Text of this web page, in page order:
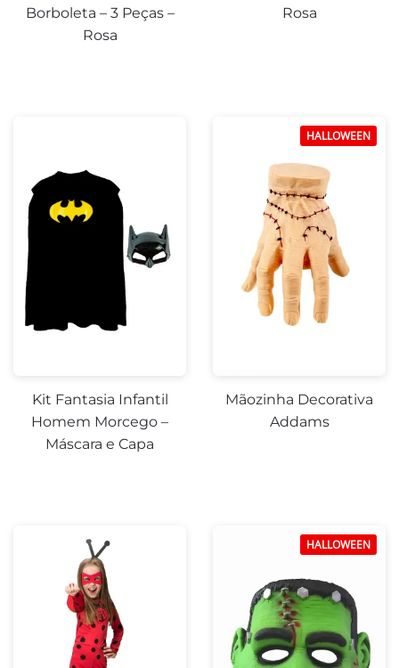
Borboleta – 3 Peças –
Rosa
Rosa
Kit Fantasia Infantil
Homem Morcego –
Máscara e Capa
HALLOWEEN
Mãozinha Decorativa
Addams
HALLOWEEN